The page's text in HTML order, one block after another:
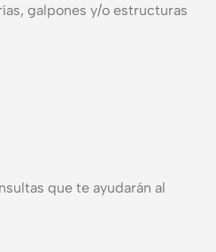
galpones y/o estructuras
que te ayudarán al